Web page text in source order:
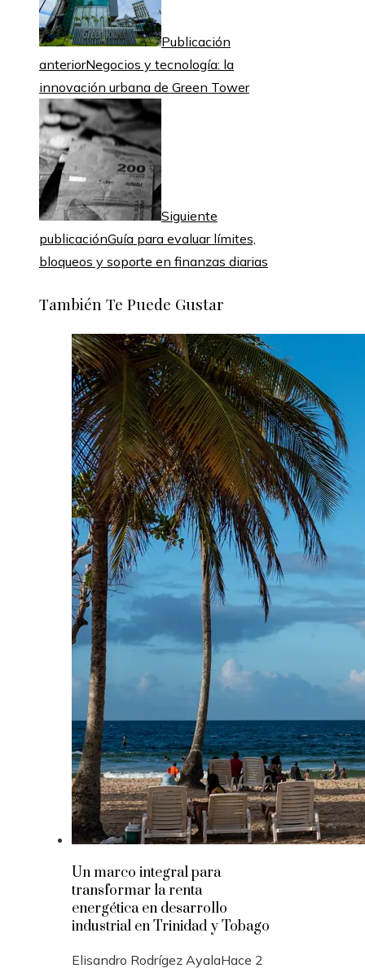
Publicación
anteriorNegocios y tecnología: la
innovación urbana de Green Tower
Siguiente
publicaciónGuía para evaluar límites,
bloqueos y soporte en finanzas diarias
También Te Puede Gustar
Un marco integral para
transformar la renta
energética en desarrollo
industrial en Trinidad y Tobago
Elisandro Rodrígez AyalaHace 2